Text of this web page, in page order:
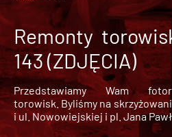
Remonty
143 (ZDJĘCIA)
Przedstawiamy Wam
torowisk. Byliśmy na
i ul. Nowowiejskiej i pl. Jana